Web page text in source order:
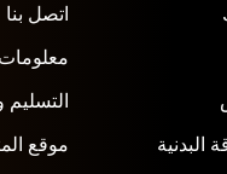
البدنية
اتصل بنا
التسليم
موقع